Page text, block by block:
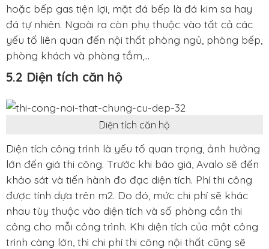
hoặc bếp gas tiện lợi, mặt đá bếp là đá kim sa hay
đá tự nhiên. Ngoài ra còn phụ thuộc vào tất cả các
yếu tố liên quan đến nội thất phòng ngủ, phòng bếp,
phòng khách và phòng tắm,...
5.2 Diện tích căn hộ
Diện tích căn hộ
Diện tích công trình là yếu tố quan trọng, ảnh hưởng
lớn đến giá thi công. Trước khi báo giá, Avalo sẽ đến
khảo sát và tiến hành đo đạc diện tích. Phí thi công
được tính dựa trên m2. Do đó, mức chi phí sẽ khác
nhau tùy thuộc vào diện tích và số phòng cần thi
công cho mỗi công trình. Khi diện tích của một công
trình càng lớn, thì chi phí thi công nội thất cũng sẽ